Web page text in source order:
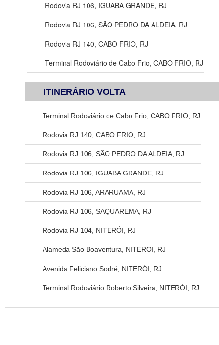
Rodovia RJ 106, IGUABA GRANDE, RJ
Rodovia RJ 106, SÃO PEDRO DA ALDEIA, RJ
Rodovia RJ 140, CABO FRIO, RJ
Terminal Rodoviário de Cabo Frio, CABO FRIO, RJ
ITINERÁRIO VOLTA
Terminal Rodoviário de Cabo Frio, CABO FRIO, RJ
Rodovia RJ 140, CABO FRIO, RJ
Rodovia RJ 106, SÃO PEDRO DA ALDEIA, RJ
Rodovia RJ 106, IGUABA GRANDE, RJ
Rodovia RJ 106, ARARUAMA, RJ
Rodovia RJ 106, SAQUAREMA, RJ
Rodovia RJ 104, NITERÓI, RJ
Alameda São Boaventura, NITERÓI, RJ
Avenida Feliciano Sodré, NITERÓI, RJ
Terminal Rodoviário Roberto Silveira, NITERÓI, RJ